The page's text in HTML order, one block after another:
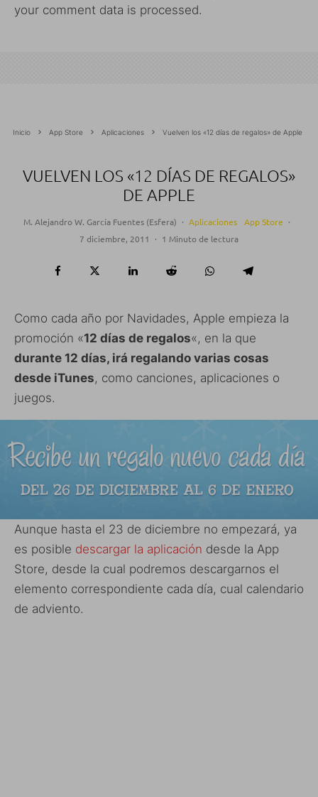
your comment data is processed.
Inicio App Store Aplicaciones Vuelven los «12 días de regalos» de Apple
VUELVEN LOS «12 DÍAS DE REGALOS»
DE APPLE
M. Alejandro W. García Fuentes (Esfera) · Aplicaciones App Store ·
7 diciembre, 2011
· 1 Minuto de lectura
Como cada año por Navidades, Apple empieza la
promoción «12 días de regalos«, en la que
durante 12 días, irá regalando varias cosas
desde iTunes, como canciones, aplicaciones o
juegos.
Aunque hasta el 23 de diciembre no empezará, ya
es posible descargar la aplicación desde la App
Store, desde la cual podremos descargarnos el
elemento correspondiente cada día, cual calendario
de adviento.